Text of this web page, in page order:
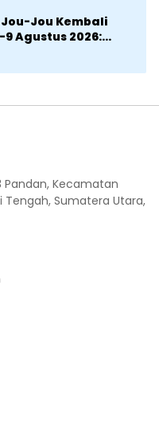
Jou Kembali
Agustus 2026:
dan Raih
Pandan, Kecamatan
Tengah, Sumatera Utara,